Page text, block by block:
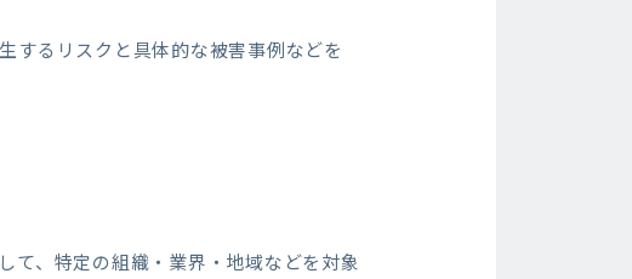
するリスクと具体的な被害事例などを
て、特定の組織・業界・地域などを対象